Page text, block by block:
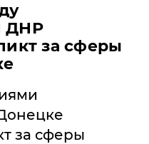
ДНР
за сферы
за сферы